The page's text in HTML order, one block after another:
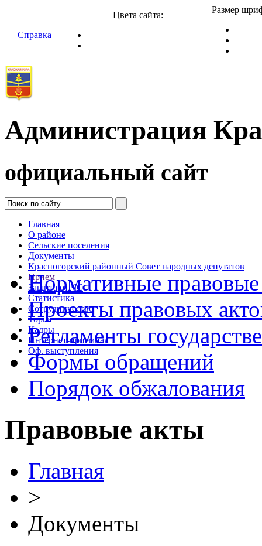
Справка
Цвета сайта:
Размер
Администрация
официальный сайт
Главная
О районе
Сельские поселения
Документы
Красногорский районный Совет народных депутатов
Прием
Защита от ЧС
Статистика
Сотрудничество
Торги
Кадры
Интернет-приемная
Оф. выступления
Нормативные
Проекты правовых
Регламенты
Формы обращений
Порядок обжалования
Правовые акты
Главная
>
Документы